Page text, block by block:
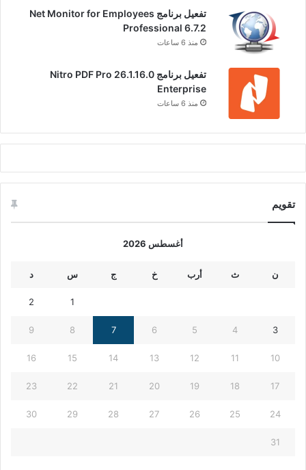
تفعيل برنامج Net Monitor for Employees
Professional 6.7.2
منذ 6 ساعات
تفعيل برنامج Nitro PDF Pro 26.1.16.0
Enterprise
منذ 6 ساعات
تقويم
أغسطس 2026
ن ث أرب خ ج س د
1
2
3
4
5
6
7
8
9
10
11
12
13
14
15
16
17
18
19
20
21
22
23
24
25
26
27
28
29
30
31